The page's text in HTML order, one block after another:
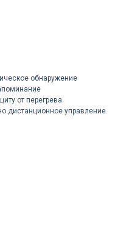
обнаружение
от перегрева
дистанционное управление